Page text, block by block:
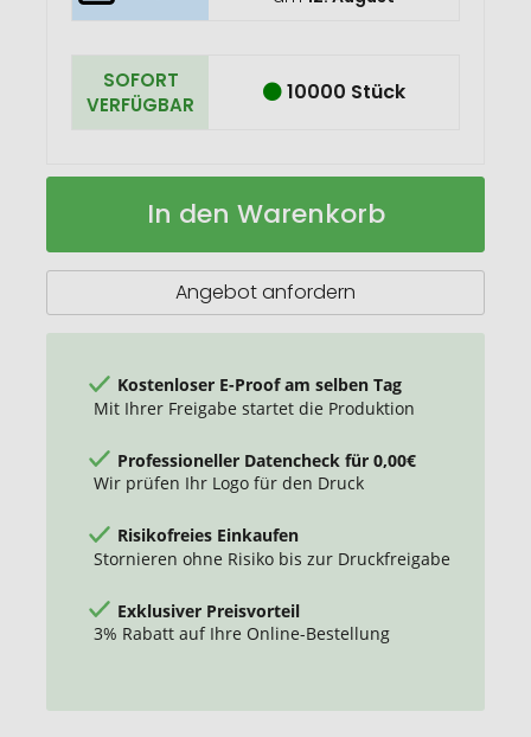
SOFORT
VERFÜGBAR
10000 Stück
Untersetzer
In den Warenkorb
Angebot anfordern
Kostenloser E-Proof am selben Tag
Mit Ihrer Freigabe startet die Produktion
Professioneller Datencheck für 0,00€
Wir prüfen Ihr Logo für den Druck
Risikofreies Einkaufen
Stornieren ohne Risiko bis zur Druckfreigabe
Exklusiver Preisvorteil
3% Rabatt auf Ihre Online-Bestellung